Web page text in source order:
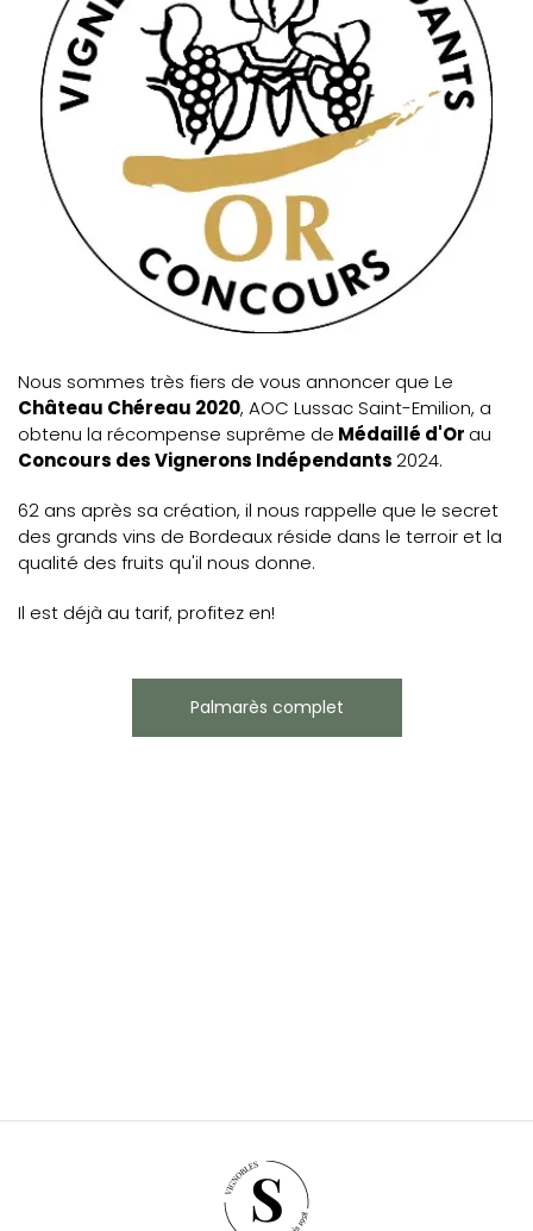
Nous sommes très fiers de vous annoncer que Le
Château Chéreau 2020, AOC Lussac Saint-Emilion, a
obtenu la récompense suprême de Médaillé d'Or au
Concours des Vignerons Indépendants2024.
62 ans après sa création, il nous rappelle que le secret
des grands vins de Bordeaux réside dans le terroir et la
qualité des fruits qu'il nous donne.
Il est déjà au tarif, profitez en!
Palmarès complet